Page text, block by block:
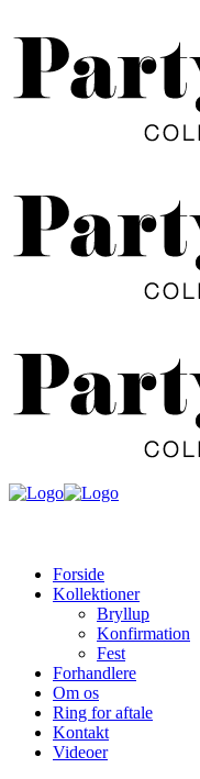
Forside
Kollektioner
Bryllup
Konfirmation
Fest
Forhandlere
Om os
Ring for aftale
Kontakt
Videoer